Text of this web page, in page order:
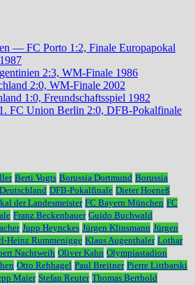
— FC Porto 1:2, Finale Europapokal
2:3, WM-Finale 1986
2:0, WM-Finale 2002
1:0, Freundschaftsspiel 1982
FC Union Berlin 2:0, DFB-Pokalfinale
Berti Vogts Borussia Dortmund Borussia
Deutschland DFB-Pokalfinale Dieter Hoeneß
der Landesmeister FC Bayern München FC
Franz Beckenbauer Guido Buchwald
Jupp Heynckes Jürgen Klinsmann Jürgen
Heinz Rummenigge Klaus Augenthaler Lothar
Nachtweih Oliver Kahn Olympiastadion
Otto Rehhagel Paul Breitner Pierre Littbarski
Maier Stefan Reuter Thomas Berthold